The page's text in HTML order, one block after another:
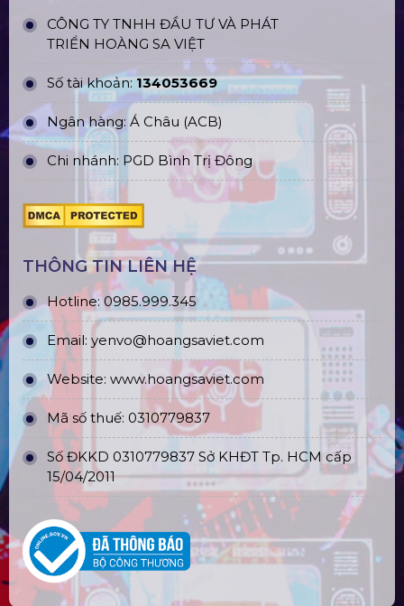
CÔNG TY TNHH ĐẦU TƯ VÀ PHÁT
TRIỂN HOÀNG SA VIỆT
Số tài khoản:134053669
Ngân hàng: Á Châu (ACB)
Chi nhánh: PGD Bình Trị Đông
THÔNG TIN LIÊN HỆ
Hotline:0985.999.345
Email: yenvo@hoangsaviet.com
Website: www.hoangsaviet.com
Mã số thuế: 0310779837
Số ĐKKD 0310779837 Sở KHĐT Tp. HCM cấp
15/04/2011